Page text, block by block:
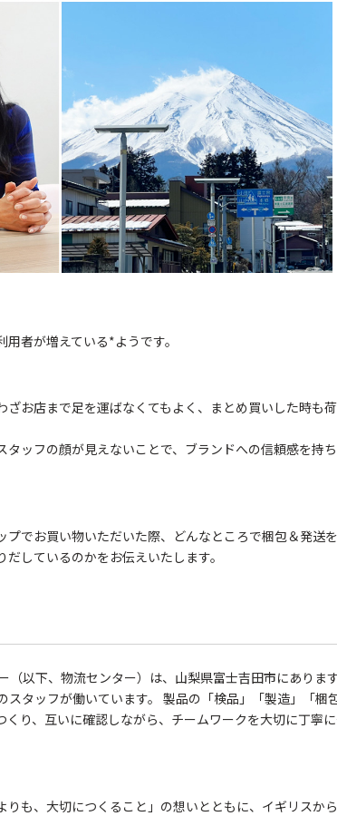
者が増えている*ようです。
お店まで足を運ばなくてもよく、まとめ買いした時も
ッフの顔が見えないことで、ブランドへの信頼感を持ち
でお買い物いただいた際、どんなところで梱包＆発送
しているのかをお伝えいたします。
（以下、物流センター）は、山梨県富士吉田市にありま
タッフが働いています。 製品の「検品」「製造」「梱包
くり、互いに確認しながら、チームワークを大切に丁寧
も、大切につくること」の想いとともに、イギリスか